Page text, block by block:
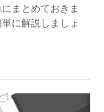
まとめておきま
に解説しましょ